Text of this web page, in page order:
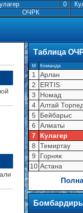
0
ОЧРК
Таблица
M Команда
1 Арлан
2
ERTIS
3
Номад
4 Алтай
5
Бейбарыс
6
Алматы
7
Кулагер
8
Темиртау
9
Горняк
10 Астана